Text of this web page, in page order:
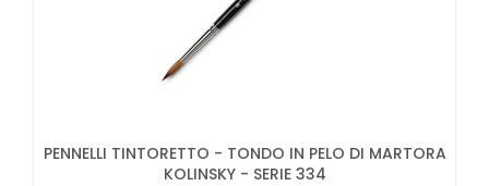
PENNELLI TINTORETTO - TONDO IN PELO DI MARTORA
KOLINSKY - SERIE 334